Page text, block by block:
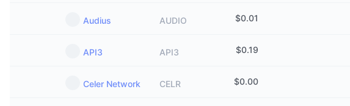
Audius AUDIO $0.01
API3 API3 $0.19
Celer Network CELR $0.00